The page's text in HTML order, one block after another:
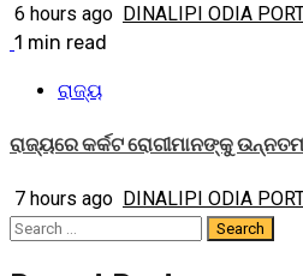
6 hours ago DINALIPI ODIA
1 min read
ରାଜ୍ୟ
ରାଜ୍ୟରେ କର୍କଟ ରୋଗୀମାନଙ୍କୁ
7 hours ago DINALIPI ODIA